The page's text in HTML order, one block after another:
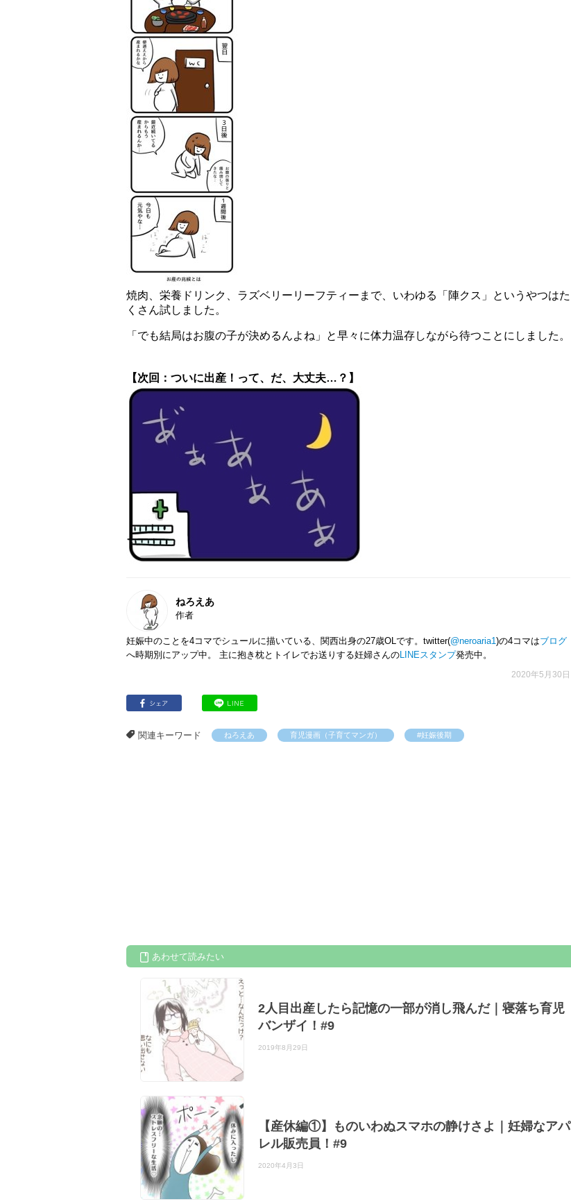
焼肉、栄養ドリンク、ラズベリーリーフティーまで、いわゆる「陣クス」というやつはた
くさん試しました。
「でも結局はお腹の子が決めるんよね」と早々に体力温存しながら待つことにしました。
【次回：ついに出産！って、だ、大丈夫…？】
ねろえあ
作者
妊娠中のことを4コマでシュールに描いている、関西出身の27歳OLです。twitter(@neroaria1)の4コマはブログ
へ時期別にアップ中。 主に抱き枕とトイレでお送りする妊婦さんのLINEスタンプ発売中。
2020年5月30日
関連キーワード ねろえあ 育児漫画（子育てマンガ） #妊娠後期
あわせて読みたい
2人目出産したら記憶の一部が消し飛んだ｜寝落ち育児
バンザイ！#9
2019年8月29日
【産休編①】ものいわぬスマホの静けさよ｜妊婦なアパ
レル販売員！#9
2020年4月3日